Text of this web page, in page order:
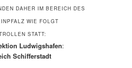
DAHER IM BEREICH DES
WIE FOLGT
STATT:
Ludwigshafen:
Schifferstadt